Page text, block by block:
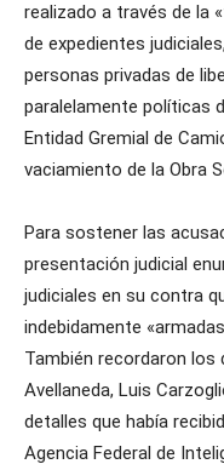
realizado a través de la
de expedientes
personas privadas de
paralelamente políticas
Entidad Gremial de
vaciamiento de la Obra
Para sostener las
presentación judicial
judiciales en su contra
indebidamente
También recordaron los
Avellaneda, Luis
detalles que había
Agencia Federal de